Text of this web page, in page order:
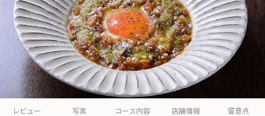
過去に見たお店が最大10件まで表示されます。
10件を超えると、古いものから順に削除されます。
TOP
Annyお祝い体験について
Annyお祝いアイテムについて
レビュー 写真 コース内容 店舗情報 留意点